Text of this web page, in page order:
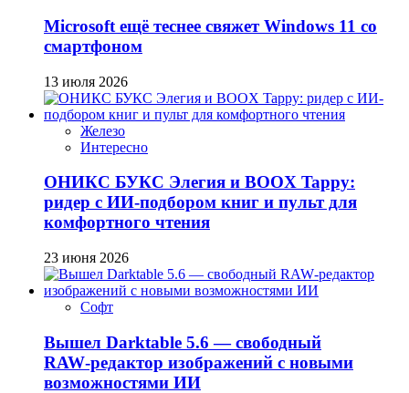
Microsoft ещё теснее свяжет Windows 11 со
смартфоном
13 июля 2026
Железо
Интересно
ОНИКС БУКС Элегия и BOOX Tappy:
ридер с ИИ-подбором книг и пульт для
комфортного чтения
23 июня 2026
Софт
Вышел Darktable 5.6 — свободный
RAW‑редактор изображений с новыми
возможностями ИИ